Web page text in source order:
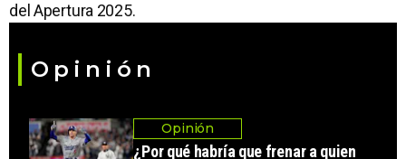
del Apertura 2025.
Opinión
Opinión
¿Por qué habría que frenar a quien